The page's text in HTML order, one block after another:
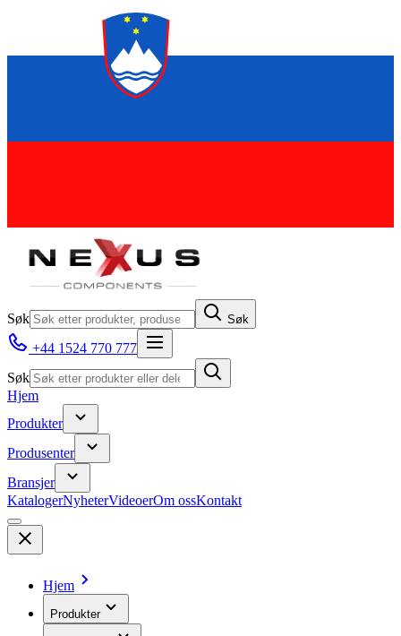
Søk Søk
+44 1524 770 777
Søk
Hjem
Produkter
Produsenter
Bransjer
KatalogerNyheterVideoerOm ossKontakt
Hjem
Produkter